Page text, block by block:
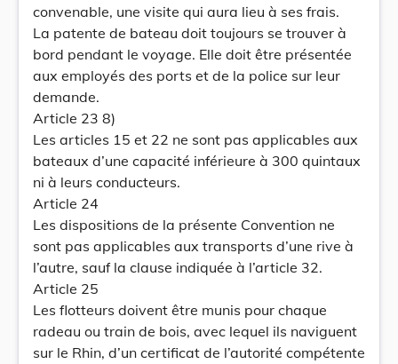
convenable, une visite qui aura lieu à ses frais.
La patente de bateau doit toujours se trouver à
bord pendant le voyage. Elle doit être présentée
aux employés des ports et de la police sur leur
demande.
Article 23 8)
Les articles 15 et 22 ne sont pas applicables aux
bateaux d’une capacité inférieure à 300 quintaux
ni à leurs conducteurs.
Article 24
Les dispositions de la présente Convention ne
sont pas applicables aux transports d’une rive à
l’autre, sauf la clause indiquée à l’article 32.
Article 25
Les flotteurs doivent être munis pour chaque
radeau ou train de bois, avec lequel ils naviguent
sur le Rhin, d’un certificat de l’autorité compétente